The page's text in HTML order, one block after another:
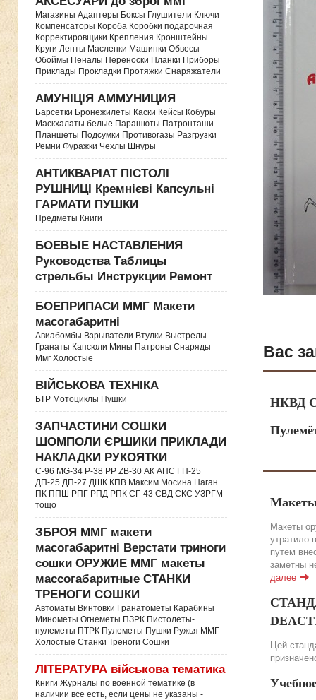
Магазины Адаптеры Боксы Глушители Ключи
Компенсаторы Короба Коробки подарочная
Корректировщики Крепления Кронштейны
Круги Ленты Масленки Машинки Обвесы
Обоймы Пеналы Переноски Планки Приборы
Приклады Прокладки Протяжки Снаряжатели
АМУНІЦІЯ АММУНИЦИЯ
Барсетки Бронежилеты Каски Кейсы Кобуры
Маскхалаты белые Парашюты Патронташи
Планшеты Подсумки Противогазы Разгрузки
Ремни Фуражки Чехлы Шнуры
АНТИКВАРІАТ ПІСТОЛІ
РУШНИЦІ Кремнієві Капсульні
ГАРМАТИ ПУШКИ
Предметы Книги
БОЕВЫЕ НАСТАВЛЕНИЯ
Руководства Таблицы
стрельбы Инструкции Ремонт
БОЕПРИПАСИ ММГ Макети
масогабаритні
Авиабомбы Взрыватели Втулки Выстрелы
Гранаты Капсюли Мины Патроны Снаряды
Ммг Холостые
ВІЙСЬКОВА ТЕХНІКА
БТР Мотоциклы Пушки
ЗАПЧАСТИНИ СОШКИ
ШОМПОЛИ ЄРШИКИ ПРИКЛАДИ
НАКЛАДКИ РУКОЯТКИ
C-96 MG-34 P-38 PP ZB-30 АК АПС ГП-25
ДП-25 ДП-27 ДШК КПВ Максим Мосина Наган
ПК ППШ РПГ РПД РПК СГ-43 СВД CКС УЗРГМ
тощо
ЗБРОЯ ММГ макети
масогабаритні Верстати триноги
сошки ОРУЖИЕ ММГ макеты
массогабаритные СТАНКИ
ТРЕНОГИ СОШКИ
Автоматы Винтовки Гранатометы Карабины
Минометы Огнеметы ПЗРК Пистолеты-
пулеметы ПТРК Пулеметы Пушки Ружья ММГ
Холостые Станки Треноги Сошки
ЛІТЕРАТУРА військова тематика
Книги Журналы по военной тематике (в
наличии все есть, если цены не указаны -
Вас
НКВД
Макеты
Макеты
утратило
путем
заметны
далее
Цей